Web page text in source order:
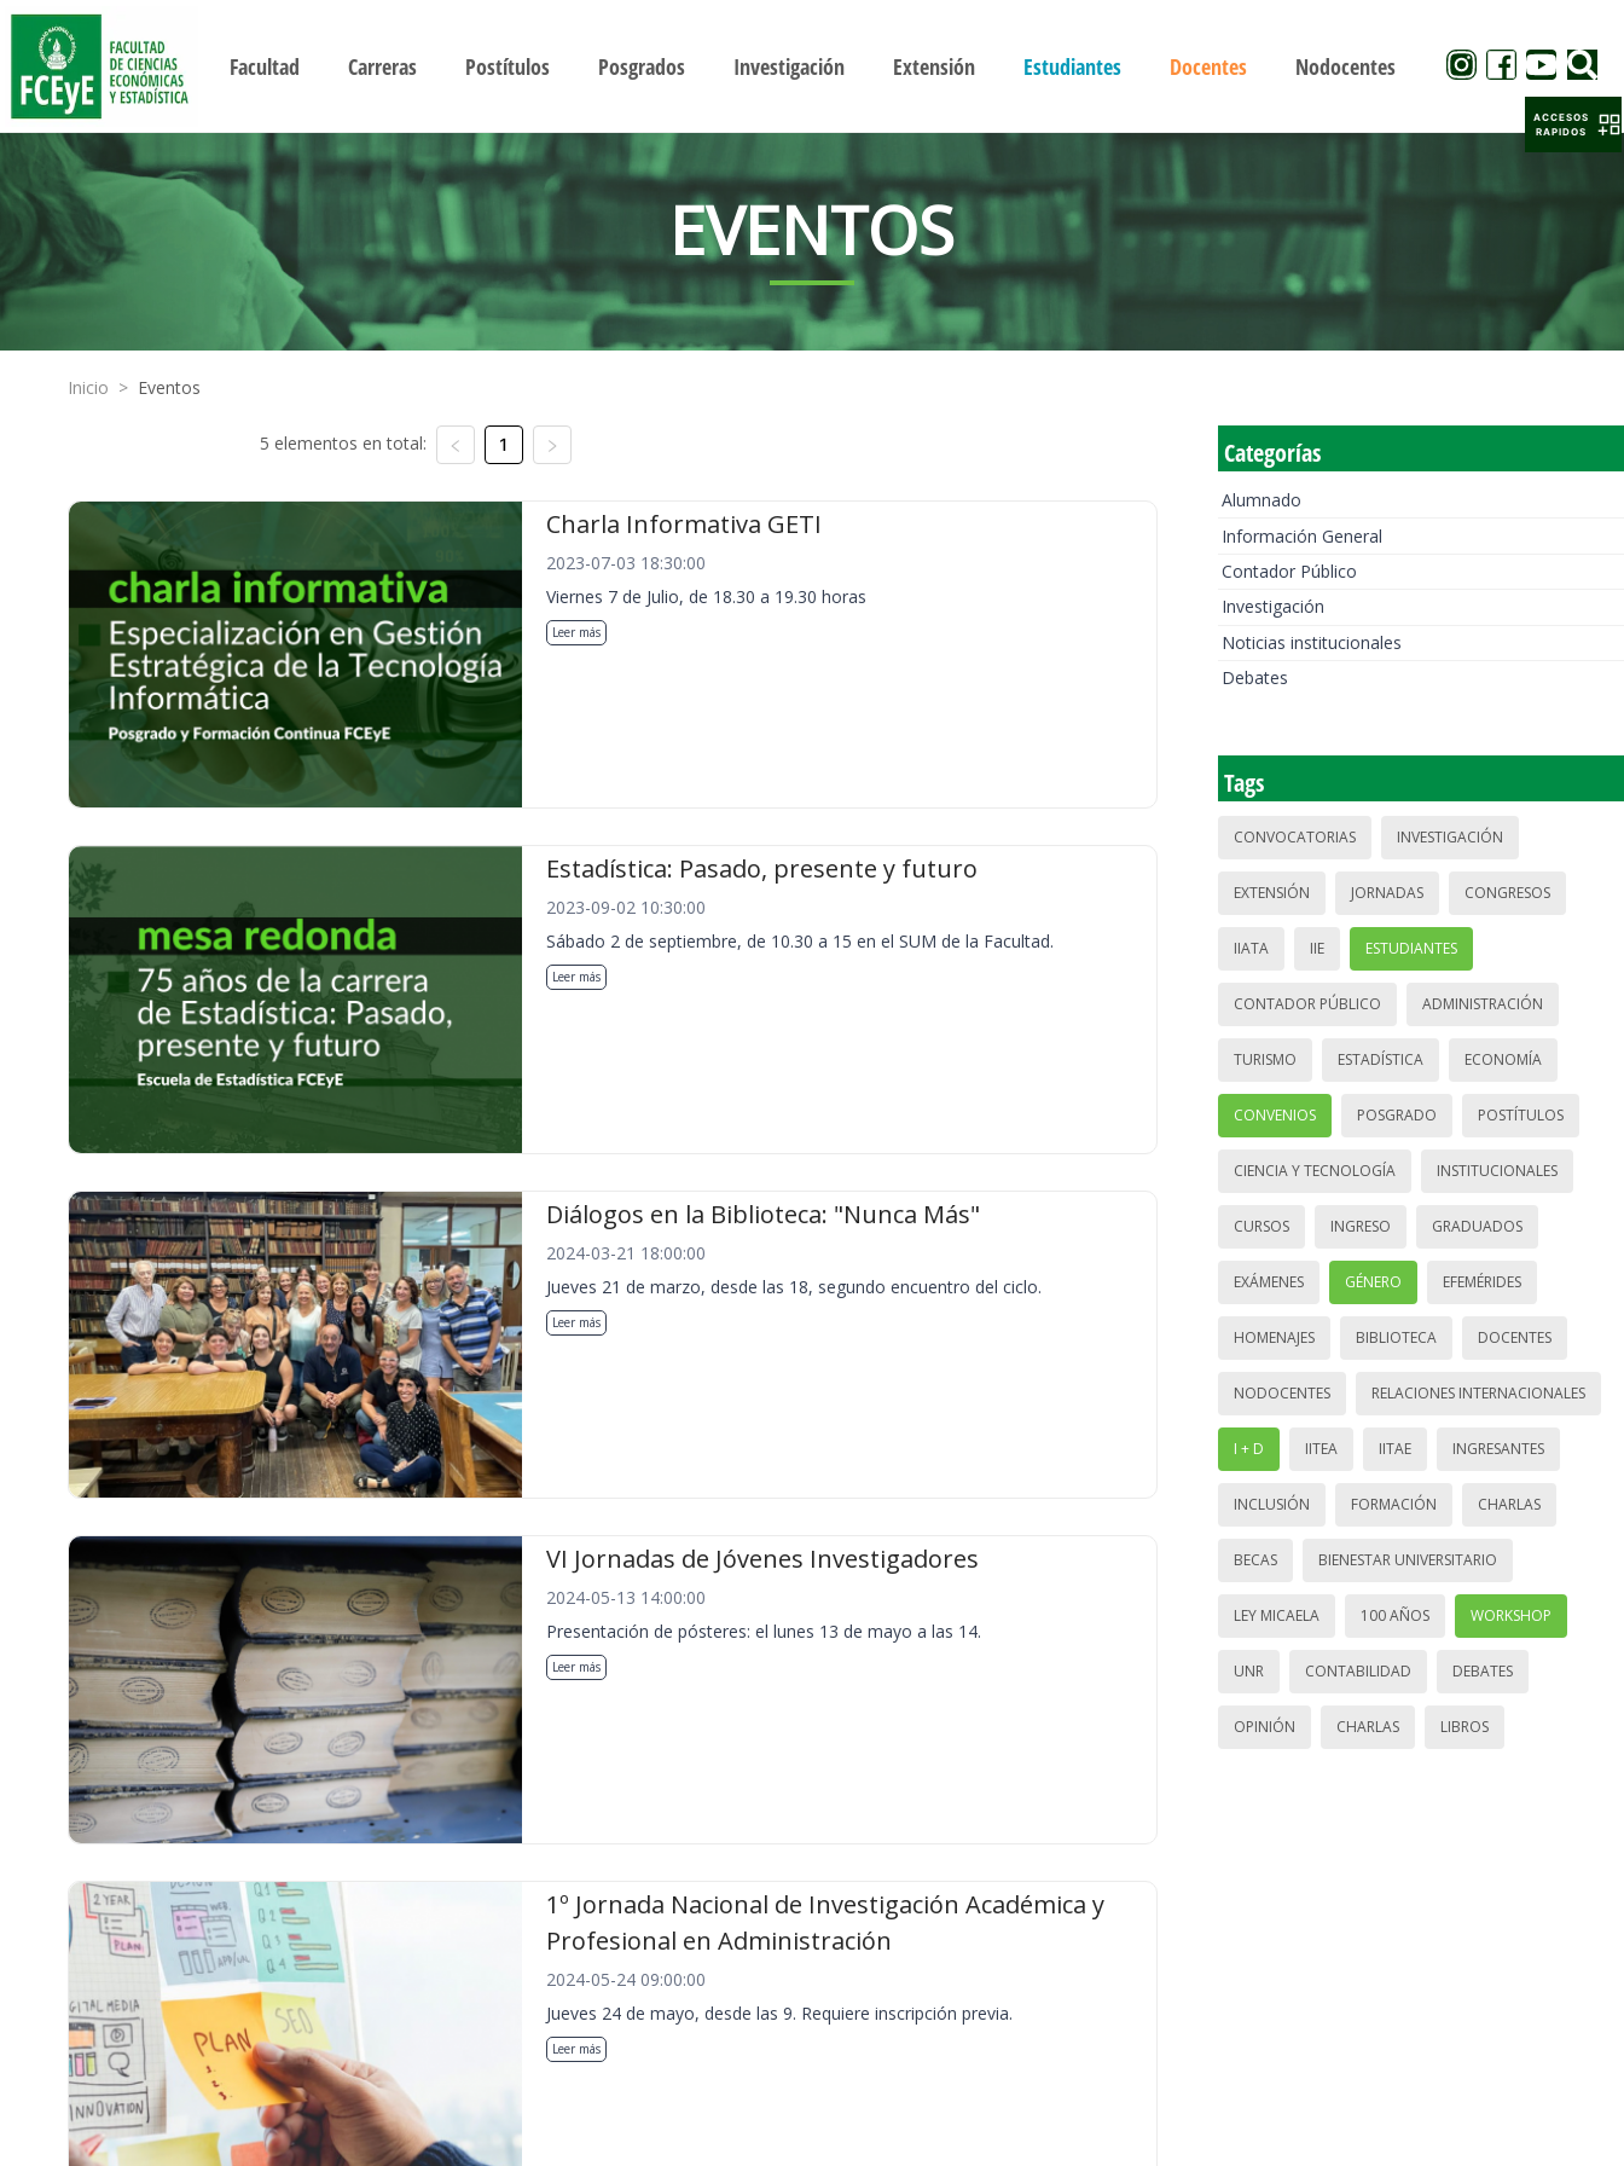
Facultad Carreras Postítulos Posgrados Investigación Extensión Estudiantes Docentes Nodocentes
EVENTOS
Inicio > Eventos
5 elementos en total: 1
Charla Informativa GETI
2023-07-03 18:30:00
Viernes 7 de Julio, de 18.30 a 19.30 horas
Leer más
Estadística: Pasado, presente y futuro
2023-09-02 10:30:00
Sábado 2 de septiembre, de 10.30 a 15 en el SUM de la Facultad.
Leer más
Diálogos en la Biblioteca: "Nunca Más"
2024-03-21 18:00:00
Jueves 21 de marzo, desde las 18, segundo encuentro del ciclo.
Leer más
VI Jornadas de Jóvenes Investigadores
2024-05-13 14:00:00
Presentación de pósteres: el lunes 13 de mayo a las 14.
Leer más
1º Jornada Nacional de Investigación Académica y
Profesional en Administración
2024-05-24 09:00:00
Jueves 24 de mayo, desde las 9. Requiere inscripción previa.
Leer más
Categorías
Alumnado
Información General
Contador Público
Investigación
Noticias institucionales
Debates
Tags
CONVOCATORIAS INVESTIGACIÓN
EXTENSIÓN JORNADAS CONGRESOS
IIATA IIE ESTUDIANTES
CONTADOR PÚBLICO ADMINISTRACIÓN
TURISMO ESTADÍSTICA ECONOMÍA
CONVENIOS POSGRADO POSTÍTULOS
CIENCIA Y TECNOLOGÍA INSTITUCIONALES
CURSOS INGRESO GRADUADOS
EXÁMENES GÉNERO EFEMÉRIDES
HOMENAJES BIBLIOTECA DOCENTES
NODOCENTES RELACIONES INTERNACIONALES
I + D IITEA IITAE INGRESANTES
INCLUSIÓN FORMACIÓN CHARLAS
BECAS BIENESTAR UNIVERSITARIO
LEY MICAELA 100 AÑOS WORKSHOP
UNR CONTABILIDAD DEBATES
OPINIÓN CHARLAS LIBROS
ACCESOS
RAPIDOS